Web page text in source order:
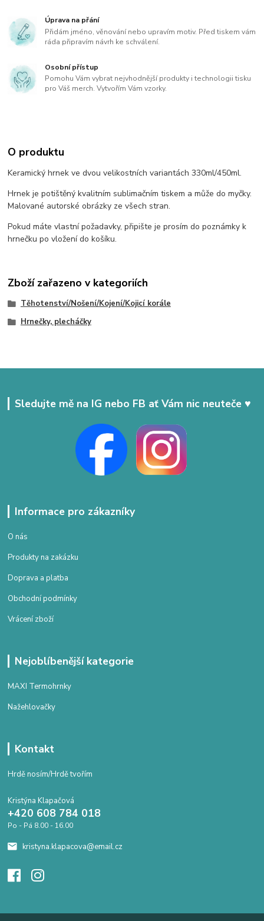
Úprava na přání
Přidám jméno, věnování nebo upravím motiv. Před tiskem vám
ráda připravím návrh ke schválení.
Osobní přístup
Pomohu Vám vybrat nejvhodnější produkty i technologii tisku
pro Váš merch. Vytvořím Vám vzorky.
O produktu
Keramický hrnek ve dvou velikostních variantách 330ml/450ml.
Hrnek je potištěný kvalitním sublimačním tiskem a může do myčky.
Malované autorské obrázky ze všech stran.
Pokud máte vlastní požadavky, připište je prosím do poznámky k
hrnečku po vložení do košíku.
Zboží zařazeno v kategoriích
Těhotenství/Nošení/Kojení/Kojicí korále
Hrnečky, plecháčky
Sledujte mě na IG nebo FB ať Vám nic neuteče ♥
Informace pro zákazníky
O nás
Produkty na zakázku
Doprava a platba
Obchodní podmínky
Vrácení zboží
Nejoblíbenější kategorie
MAXI Termohrnky
Nažehlovačky
Kontakt
Hrdě nosím/Hrdě tvořím
Kristýna Klapačová
+420 608 784 018
Po - Pá 8.00 - 16.00
kristyna.klapacova@email.cz